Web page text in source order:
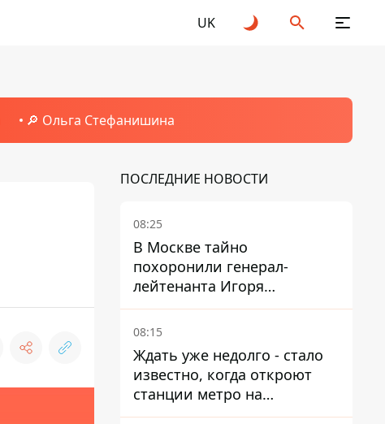
UK
🔎 Ольга Стефанишина
ПОСЛЕДНИЕ НОВОСТИ
08:25
В Москве тайно
похоронили генерал-
лейтенанта Игоря
Иерусалимова – мог
погибнуть от взрыва в
08:15
Ждать уже недолго - стало
известно, когда откроют
станции метро на
Виноградаре